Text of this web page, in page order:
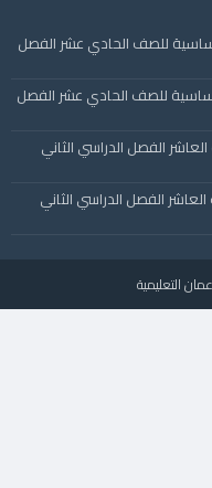
للصف الحادي عشر الفصل
للصف الحادي عشر الفصل
الفصل الدراسي الثاني
الفصل الدراسي الثاني
التعليمية